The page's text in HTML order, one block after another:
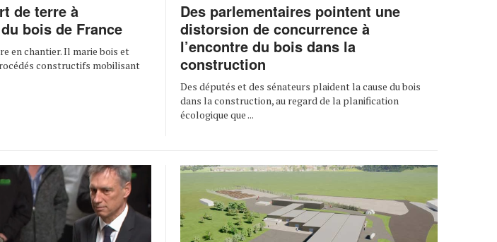
de terre à
bois de France
en chantier. Il marie bois et
constructifs mobilisant
Des parlementaires pointent une
distorsion de concurrence à
l’encontre du bois dans la
construction
Des députés et des sénateurs plaident la cause du bois
dans la construction, au regard de la planification
écologique que ...